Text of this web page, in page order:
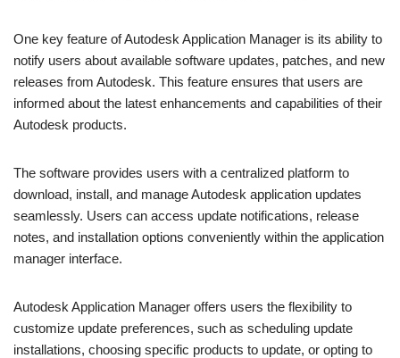
One key feature of Autodesk Application Manager is its ability to
notify users about available software updates, patches, and new
releases from Autodesk. This feature ensures that users are
informed about the latest enhancements and capabilities of their
Autodesk products.
The software provides users with a centralized platform to
download, install, and manage Autodesk application updates
seamlessly. Users can access update notifications, release
notes, and installation options conveniently within the application
manager interface.
Autodesk Application Manager offers users the flexibility to
customize update preferences, such as scheduling update
installations, choosing specific products to update, or opting to